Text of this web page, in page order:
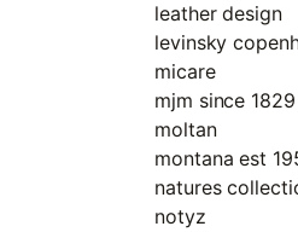
leather design
levinsky
micare
mjm since 1829
moltan
montana est
natures
notyz